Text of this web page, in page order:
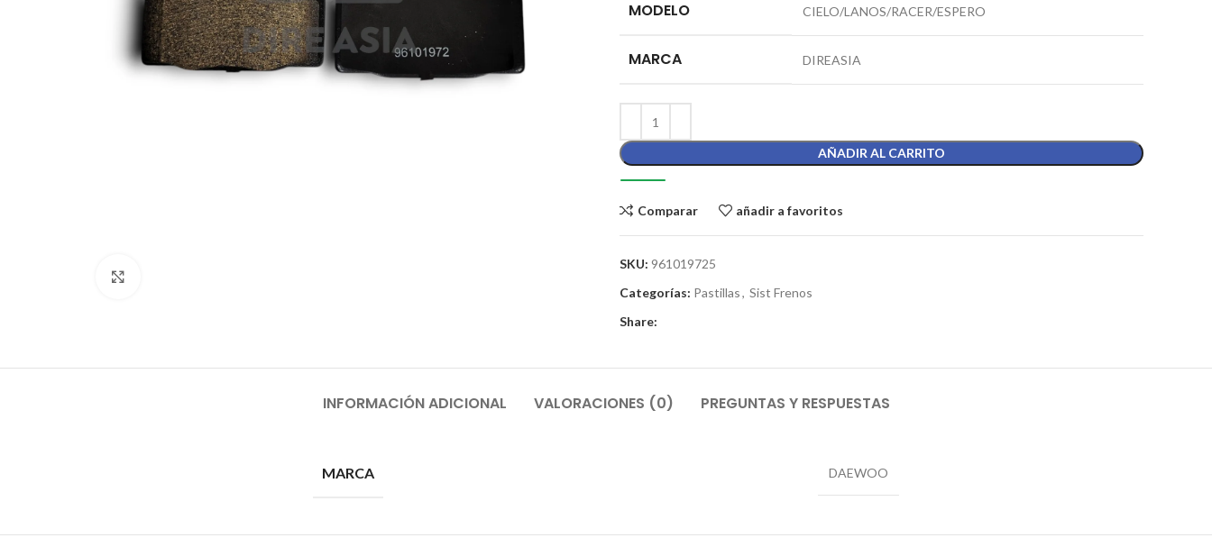
MODELO CIELO/LANOS/RACER/ESPERO
MARCA DIREASIA
AÑADIR AL CARRITO
Comparar añadir a favoritos
SKU: 961019725
Categorías: Pastillas, Sist Frenos
Share:
INFORMACIÓN ADICIONAL VALORACIONES (0) PREGUNTAS Y RESPUESTAS
MARCA DAEWOO